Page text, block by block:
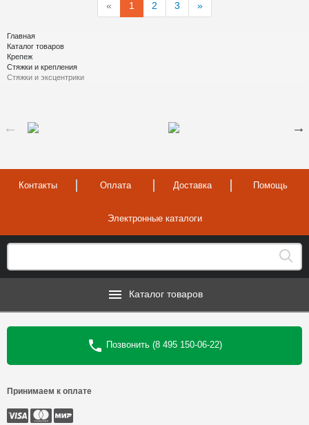
« 1 2 3 »
Главная
Каталог товаров
Крепеж
Стяжки и крепления
Стяжки и эксцентрики
Контакты Оплата Доставка Помощь
Электронные каталоги
Каталог товаров
Позвонить (8 495 150-06-22)
Принимаем к оплате